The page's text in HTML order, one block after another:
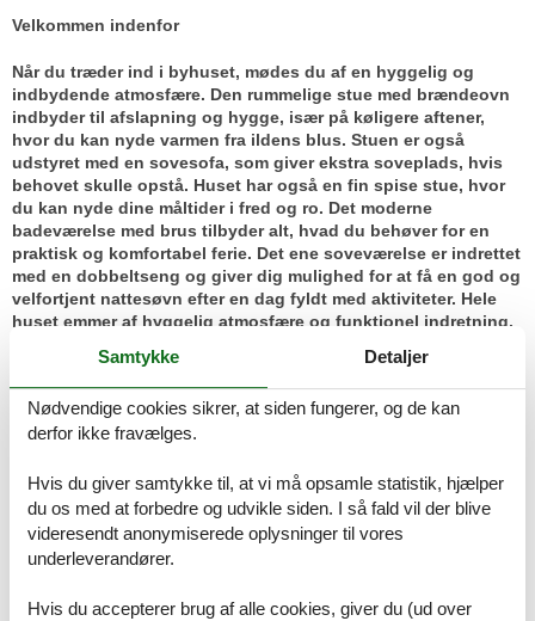
Velkommen indenfor
Når du træder ind i byhuset, mødes du af en hyggelig og
indbydende atmosfære. Den rummelige stue med brændeovn
indbyder til afslapning og hygge, især på køligere aftener,
hvor du kan nyde varmen fra ildens blus. Stuen er også
udstyret med en sovesofa, som giver ekstra soveplads, hvis
behovet skulle opstå. Huset har også en fin spise stue, hvor
du kan nyde dine måltider i fred og ro. Det moderne
badeværelse med brus tilbyder alt, hvad du behøver for en
praktisk og komfortabel ferie. Det ene soveværelse er indrettet
med en dobbeltseng og giver dig mulighed for at få en god og
velfortjent nattesøvn efter en dag fyldt med aktiviteter. Hele
huset emmer af hyggelig atmosfære og funktionel indretning,
Nyd livet udenfor
Sommerhuset byder på en stor og skøn naturhave, som er
solen, tage en god bog med ud, eller måske grille en lækker
middag på terrassen. Haven er ideel for både børn og voksne,
der kan nyde naturen og den rolige atmosfære. Den grønne
oase er helt ugenert og giver mulighed for at trække sig
Samtykke Detaljer
Nødvendige cookies sikrer, at siden fungerer, og de kan
derfor ikke fravælges.
Hvis du giver samtykke til, at vi må opsamle statistik, hjælper
du os med at forbedre og udvikle siden. I så fald vil der blive
videresendt anonymiserede oplysninger til vores
underleverandører.
Hvis du accepterer brug af alle cookies, giver du (ud over